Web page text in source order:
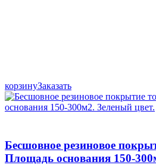
корзинуЗаказать
Бесшовное резиновое
Площадь основания 150-